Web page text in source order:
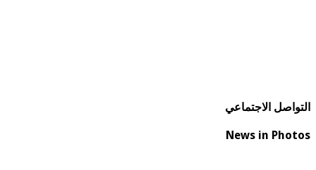
التواصل الاجتماعي
News in Photos